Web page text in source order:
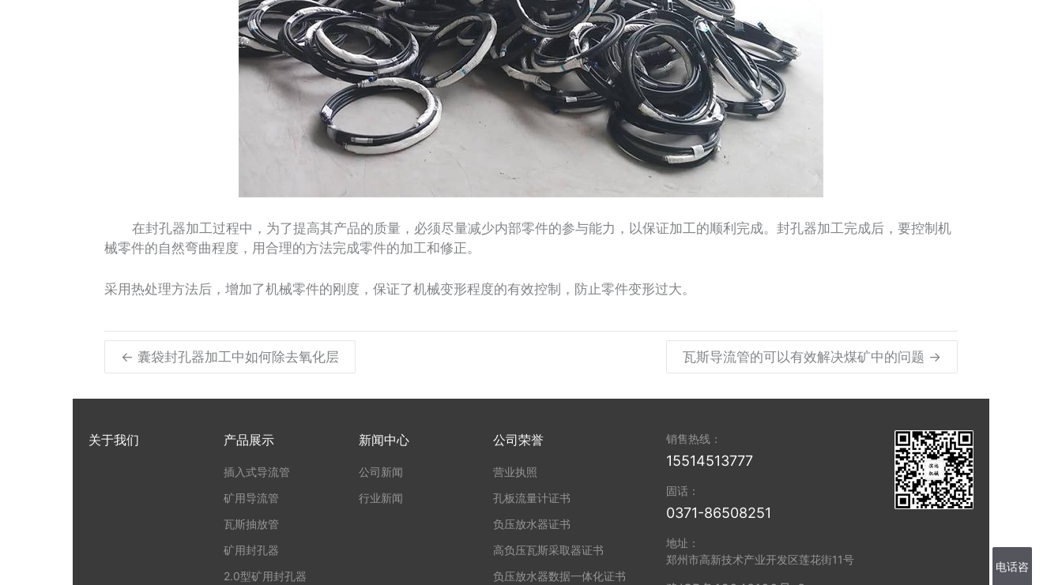
在封孔器加工过程中，为了提高其产品的质量，必须尽量减少内部零件的参与能力，以保证加工的顺利完成。封孔器加工完成后，要控制机
械零件的自然弯曲程度，用合理的方法完成零件的加工和修正。
采用热处理方法后，增加了机械零件的刚度，保证了机械变形程度的有效控制，防止零件变形过大。
← 囊袋封孔器加工中如何除去氧化层 瓦斯导流管的可以有效解决煤矿中的问题 →
关于我们 产品展示
插入式导流管
矿用导流管
瓦斯抽放管
矿用封孔器
2.0型矿用封孔器
新闻中心
公司新闻
行业新闻
公司荣誉
营业执照
孔板流量计证书
负压放水器证书
高负压瓦斯采取器证书
负压放水器数据一体化证书
销售热线：
15514513777
固话：
0371-86508251
地址：
郑州市高新技术产业开发区莲花街11号
电话咨